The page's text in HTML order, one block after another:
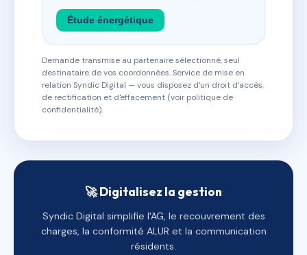
Étude énergétique
Demande transmise au partenaire sélectionné, seul
destinataire de vos coordonnées. Service de mise en
relation Syndic Digital — vous disposez d'un droit d'accès,
de rectification et d'effacement (voir politique de
confidentialité).
🚀 Digitalisez la gestion
Syndic Digital simplifie l'AG, le recouvrement des
charges, la conformité ALUR et la communication
résidents.